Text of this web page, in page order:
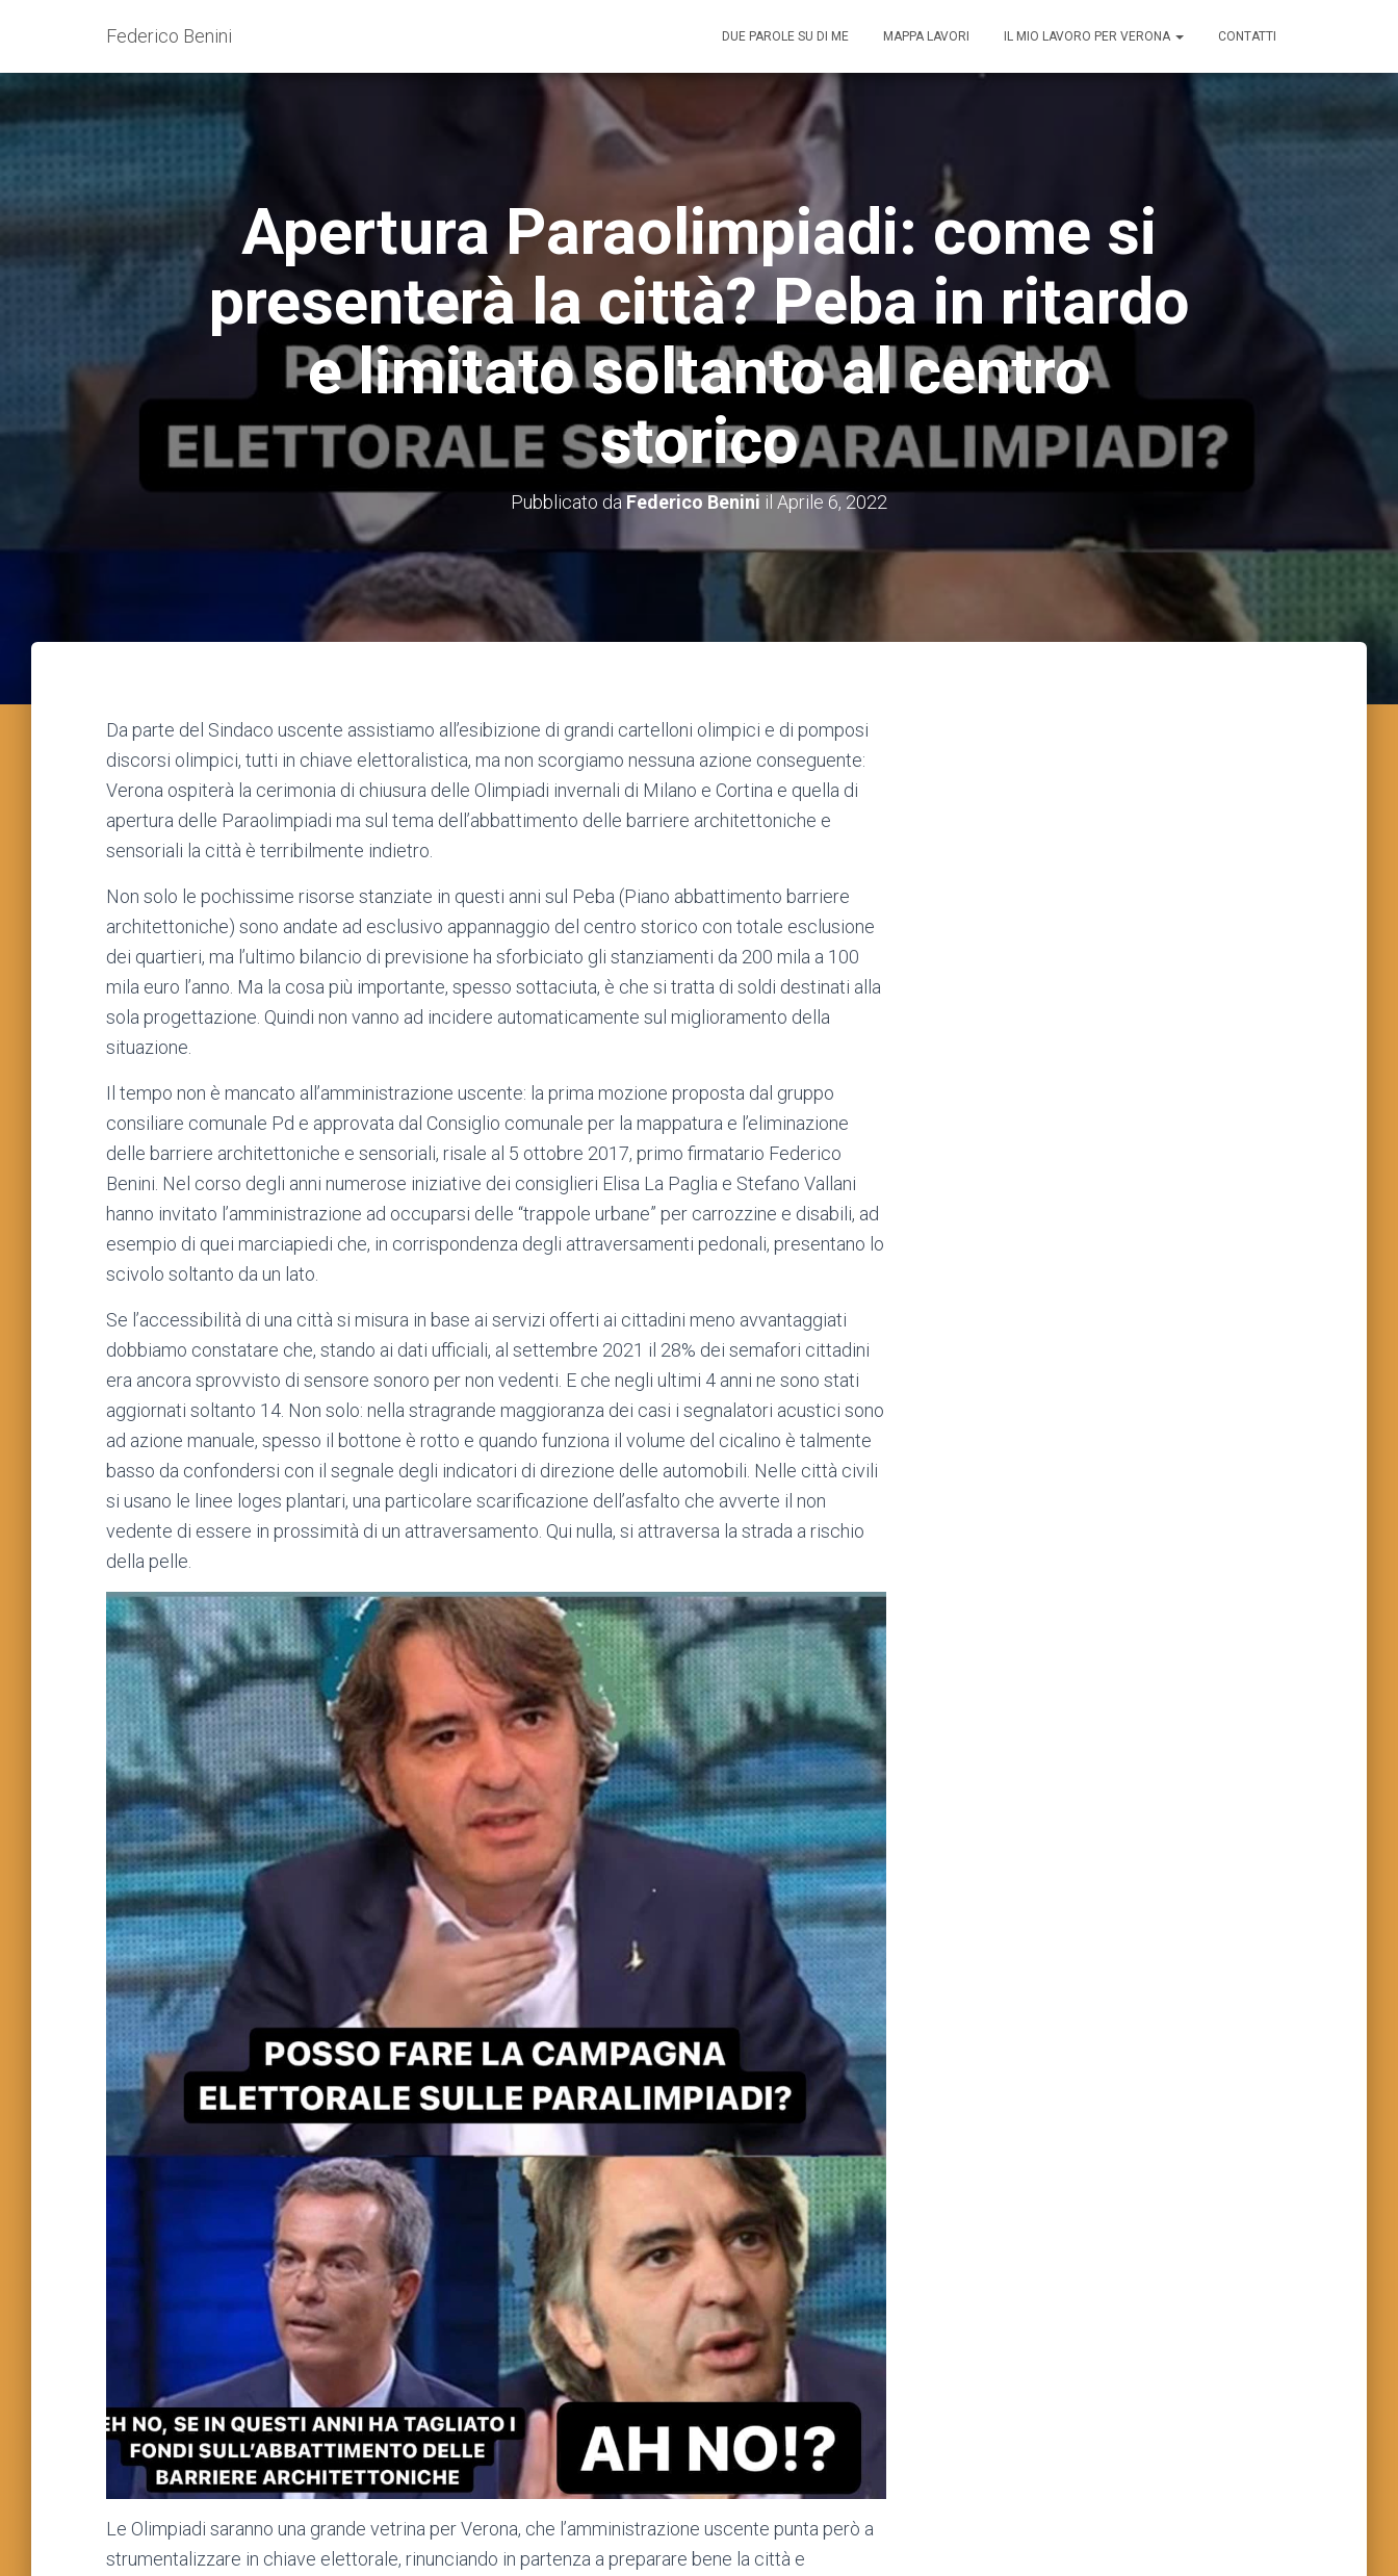
Federico Benini DUE PAROLE SU DI ME MAPPA LAVORI IL MIO LAVORO PER VERONA CONTATTI
Apertura Paraolimpiadi: come si
presenterà la città? Peba in ritardo
e limitato soltanto al centro
storico
Pubblicato da Federico Benini il Aprile 6, 2022
Da parte del Sindaco uscente assistiamo all’esibizione di grandi cartelloni olimpici e di pomposi
discorsi olimpici, tutti in chiave elettoralistica, ma non scorgiamo nessuna azione conseguente:
Verona ospiterà la cerimonia di chiusura delle Olimpiadi invernali di Milano e Cortina e quella di
apertura delle Paraolimpiadi ma sul tema dell’abbattimento delle barriere architettoniche e
sensoriali la città è terribilmente indietro.
Non solo le pochissime risorse stanziate in questi anni sul Peba (Piano abbattimento barriere
architettoniche) sono andate ad esclusivo appannaggio del centro storico con totale esclusione
dei quartieri, ma l’ultimo bilancio di previsione ha sforbiciato gli stanziamenti da 200 mila a 100
mila euro l’anno. Ma la cosa più importante, spesso sottaciuta, è che si tratta di soldi destinati alla
sola progettazione. Quindi non vanno ad incidere automaticamente sul miglioramento della
situazione.
Il tempo non è mancato all’amministrazione uscente: la prima mozione proposta dal gruppo
consiliare comunale Pd e approvata dal Consiglio comunale per la mappatura e l’eliminazione
delle barriere architettoniche e sensoriali, risale al 5 ottobre 2017, primo firmatario Federico
Benini. Nel corso degli anni numerose iniziative dei consiglieri Elisa La Paglia e Stefano Vallani
hanno invitato l’amministrazione ad occuparsi delle “trappole urbane” per carrozzine e disabili, ad
esempio di quei marciapiedi che, in corrispondenza degli attraversamenti pedonali, presentano lo
scivolo soltanto da un lato.
Se l’accessibilità di una città si misura in base ai servizi offerti ai cittadini meno avvantaggiati
dobbiamo constatare che, stando ai dati ufficiali, al settembre 2021 il 28% dei semafori cittadini
era ancora sprovvisto di sensore sonoro per non vedenti. E che negli ultimi 4 anni ne sono stati
aggiornati soltanto 14. Non solo: nella stragrande maggioranza dei casi i segnalatori acustici sono
ad azione manuale, spesso il bottone è rotto e quando funziona il volume del cicalino è talmente
basso da confondersi con il segnale degli indicatori di direzione delle automobili. Nelle città civili
si usano le linee loges plantari, una particolare scarificazione dell’asfalto che avverte il non
vedente di essere in prossimità di un attraversamento. Qui nulla, si attraversa la strada a rischio
della pelle.
Le Olimpiadi saranno una grande vetrina per Verona, che l’amministrazione uscente punta però a
strumentalizzare in chiave elettorale, rinunciando in partenza a preparare bene la città e